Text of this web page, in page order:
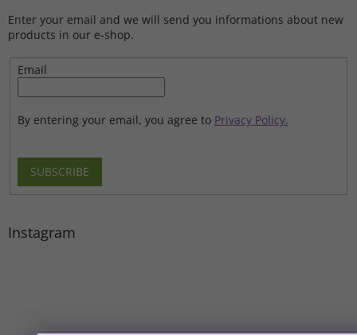
Enter your email and we will send you informations about new
products in our e-shop.
Email
By entering your email, you agree to Privacy Policy.
SUBSCRIBE
Instagram